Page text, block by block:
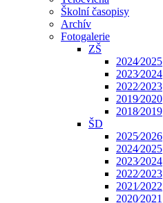
Školní časopisy
Archív
Fotogalerie
ZŠ
2024⁄2025
2023⁄2024
2022⁄2023
2019⁄2020
2018⁄2019
ŠD
2025⁄2026
2024⁄2025
2023⁄2024
2022⁄2023
2021⁄2022
2020⁄2021